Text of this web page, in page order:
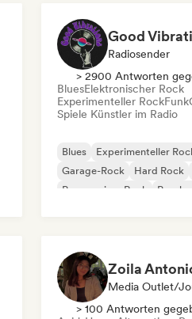
Good
Radiosender
> 2900 Antworten
BluesElektronischer Rock
Experimenteller RockFunk
Spiele Künstler im Radio
Blues
Experimenteller
Garage-Rock
Hard Rock
Progressiver Rock
Zoila
Media Outlet/
> 100 Antworten